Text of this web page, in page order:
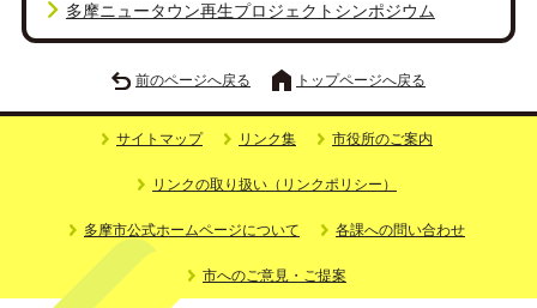
多摩ニュータウン再生プロジェクトシンポジウム
前のページへ戻る トップページへ戻る
サイトマップ リンク集 市役所のご案内
リンクの取り扱い（リンクポリシー）
多摩市公式ホームページについて 各課への問い合わせ
市へのご意見・ご提案